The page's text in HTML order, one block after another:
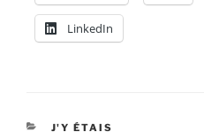
LinkedIn
CATÉGORIES
J'Y ÉTAIS